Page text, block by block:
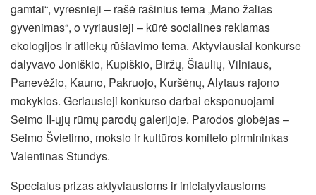
gamtai“, vyresnieji – rašė rašinius tema „Mano žalias
gyvenimas“, o vyriausieji – kūrė socialines reklamas
ekologijos ir atliekų rūšiavimo tema. Aktyviausiai konkurse
dalyvavo Joniškio, Kupiškio, Biržų, Šiaulių, Vilniaus,
Panevėžio, Kauno, Pakruojo, Kuršėnų, Alytaus rajono
mokyklos. Geriausieji konkurso darbai eksponuojami
Seimo II-ųjų rūmų parodų galerijoje. Parodos globėjas –
Seimo Švietimo, mokslo ir kultūros komiteto pirmininkas
Valentinas Stundys.
Specialus prizas aktyviausioms ir iniciatyviausioms